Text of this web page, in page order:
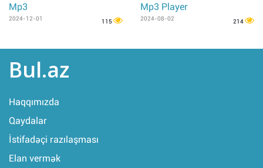
Mp3
2024-12-01 115
Mp3 Player
2024-08-02 214
Bul.az
Haqqımızda
Qaydalar
İstifadəçi razılaşması
Elan vermək